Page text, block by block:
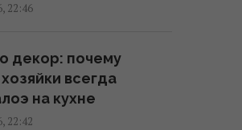
07 августа 2026
"Пэтриоты":
22:46
декор: почему
всегда
на кухне
22:42